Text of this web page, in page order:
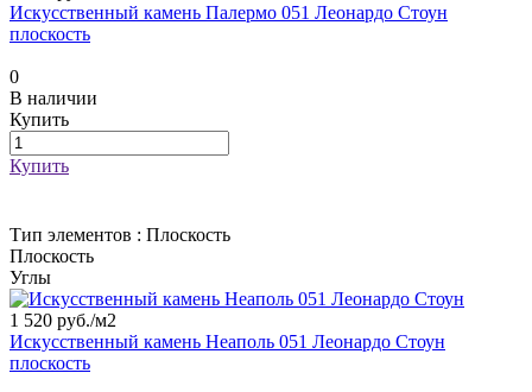
Искусственный камень Палермо 051 Леонардо Стоун
плоскость
0
В наличии
Купить
Купить
Тип элементов : Плоскость
Плоскость
Углы
1 520 руб./м2
Искусственный камень Неаполь 051 Леонардо Стоун
плоскость